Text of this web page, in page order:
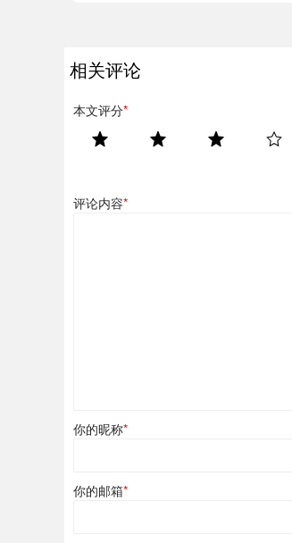
相关评论
本文评分*
评论内容*
你的昵称*
你的邮箱*